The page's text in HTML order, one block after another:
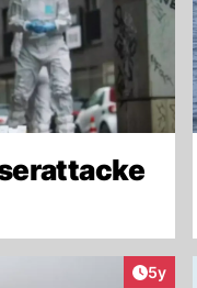
Artikel
5y